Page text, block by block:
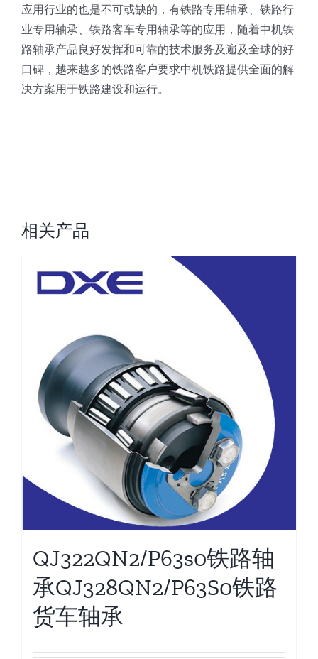
应用行业的也是不可或缺的，有铁路专用轴承、铁路行
业专用轴承、铁路客车专用轴承等的应用，随着中机铁
路轴承产品良好发挥和可靠的技术服务及遍及全球的好
口碑，越来越多的铁路客户要求中机铁路提供全面的解
决方案用于铁路建设和运行。
相关产品
QJ322QN2/P63s0铁路轴
承QJ328QN2/P63S0铁路
货车轴承